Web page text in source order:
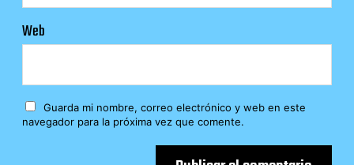
Web
Guarda mi nombre, correo electrónico y web en este
navegador para la próxima vez que comente.